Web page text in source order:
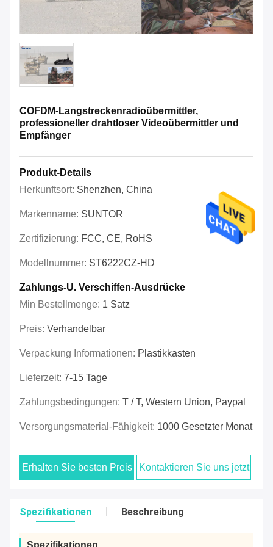
COFDM-Langstreckenradioübermittler,
professioneller drahtloser Videoübermittler und
Empfänger
Produkt-Details
Herkunftsort: Shenzhen, China
Markenname: SUNTOR
Zertifizierung: FCC, CE, RoHS
Modellnummer: ST6222CZ-HD
Zahlungs-U. Verschiffen-Ausdrücke
Min Bestellmenge: 1 Satz
Preis: Verhandelbar
Verpackung Informationen: Plastikkasten
Lieferzeit: 7-15 Tage
Zahlungsbedingungen: T / T, Western Union, Paypal
Versorgungsmaterial-Fähigkeit: 1000 Gesetzter Monat
Erhalten Sie besten Preis Kontaktieren Sie uns jetzt
Spezifikationen Beschreibung